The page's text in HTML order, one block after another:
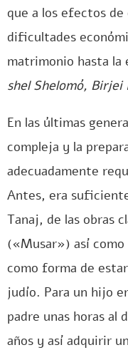
que a los efectos
dificultades
matrimonio hasta la
shel Shelomó, Birjei
En las últimas
compleja y la
adecuadamente
Antes, era
Tanaj, de las obras
(«Musar») así
como forma de
judío. Para un hijo
padre unas horas al
años y así adquirir